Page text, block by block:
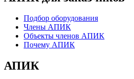
Подбор оборудования
Члены АПИК
Объекты членов АПИК
Почему АПИК
АПИК